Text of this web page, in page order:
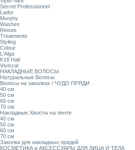
Secret Professionnel
Lador
Murphy
Washes
Rinses
Treatments
Styling
Colour
L'Alga
K18 Hair
Viviscal
НАКЛАДНЫЕ ВОЛОСЫ
Натуральные Волосы
Волосы на заколках / ЧУДО ПРЯДИ
40 см
50 см
60 см
70 см
Накладные Хвосты на ленте
40 см
50 см
60 см
70 см
Заколки для накладных прядей
КОСМЕТИКА и АКСЕССУАРЫ ДЛЯ ЛИЦА И ТЕЛА